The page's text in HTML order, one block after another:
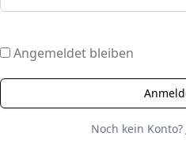
Angemeldet bleiben
Noch kein Konto?